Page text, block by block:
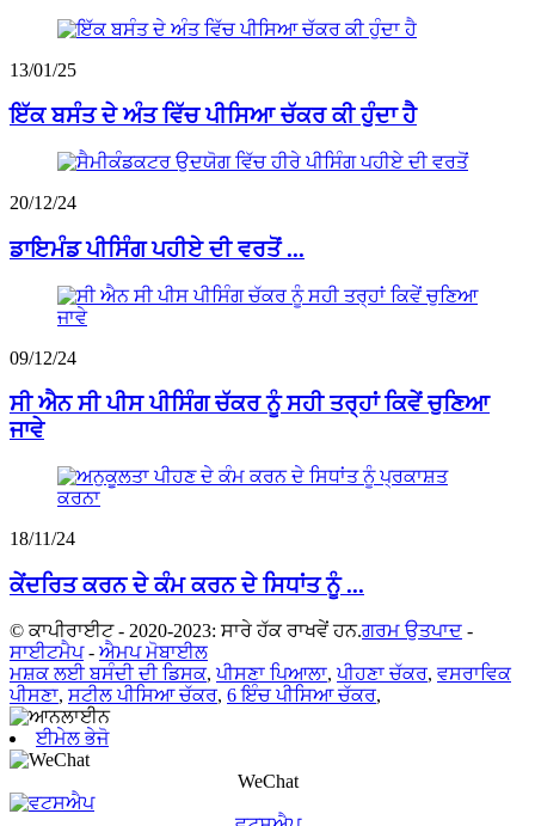
13/01/25
ਇੱਕ ਬਸੰਤ ਦੇ ਅੰਤ ਵਿੱਚ ਪੀਸਿਆ ਚੱਕਰ ਕੀ ਹੁੰਦਾ ਹੈ
20/12/24
ਡਾਇਮੰਡ ਪੀਸਿੰਗ ਪਹੀਏ ਦੀ ਵਰਤੋਂ ...
09/12/24
ਸੀ ਐਨ ਸੀ ਪੀਸ ਪੀਸਿੰਗ ਚੱਕਰ ਨੂੰ ਸਹੀ ਤਰ੍ਹਾਂ ਕਿਵੇਂ ਚੁਣਿਆ
ਜਾਵੇ
18/11/24
ਕੇਂਦਰਿਤ ਕਰਨ ਦੇ ਕੰਮ ਕਰਨ ਦੇ ਸਿਧਾਂਤ ਨੂੰ ...
© ਕਾਪੀਰਾਈਟ - 2020-2023: ਸਾਰੇ ਹੱਕ ਰਾਖਵੇਂ ਹਨ.ਗਰਮ ਉਤਪਾਦ -
ਸਾਈਟਮੈਪ- ਐਮਪ ਮੋਬਾਈਲ
ਮਸ਼ਕ ਲਈ ਬਸੰਦੀ ਦੀ ਡਿਸਕ,ਪੀਸਣਾ ਪਿਆਲਾ,ਪੀਹਣਾ ਚੱਕਰ, ਵਸਰਾਵਿਕ
ਪੀਸਣਾ, ਸਟੀਲ ਪੀਸਿਆ ਚੱਕਰ, 6 ਇੰਚ ਪੀਸਿਆ ਚੱਕਰ,
ਈਮੇਲ ਭੇਜੋ
WeChat